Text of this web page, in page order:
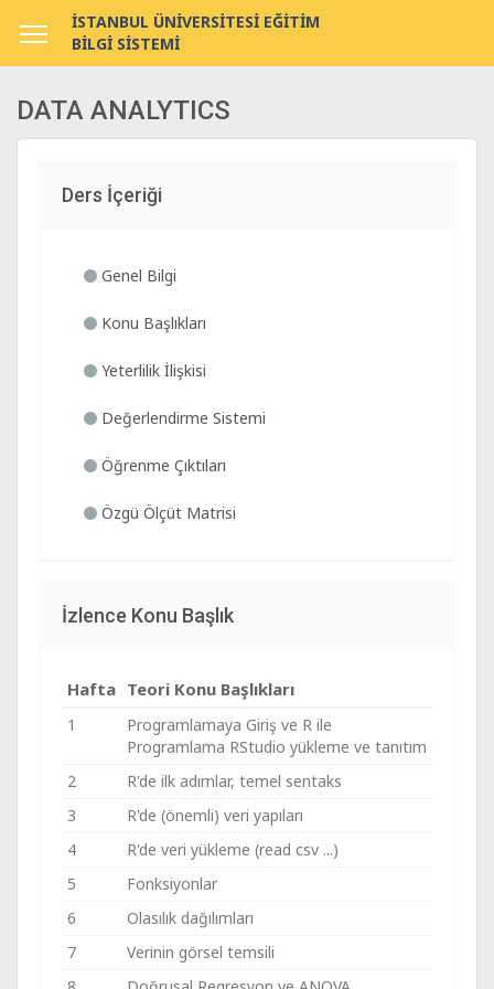
İSTANBUL ÜNİVERSİTESİ EĞİTİM
BİLGİ SİSTEMİ
DATA ANALYTICS
Ders İçeriği
Genel Bilgi
Konu Başlıkları
Yeterlilik İlişkisi
Değerlendirme Sistemi
Öğrenme Çıktıları
Özgü Ölçüt Matrisi
İzlence Konu Başlık
Hafta Teori Konu Başlıkları
1
Programlamaya Giriş ve R ile
Programlama RStudio yükleme ve tanıtım
2
R'de ilk adımlar, temel sentaks
3
R'de (önemli) veri yapıları
4
R'de veri yükleme (read csv ...)
5
Fonksiyonlar
6
Olasılık dağılımları
7
Verinin görsel temsili